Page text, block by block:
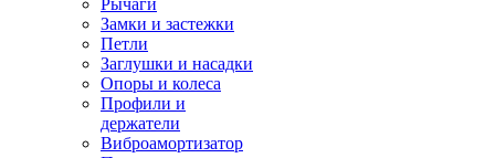
Рычаги
Замки и застежки
Петли
Заглушки и насадки
Опоры и колеса
Профили и
держатели
Виброамортизатор